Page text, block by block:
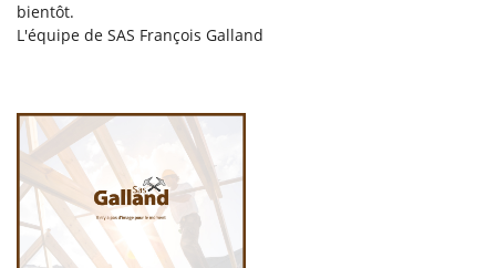
Inscription
bientôt.
L'équipe de SAS François Galland